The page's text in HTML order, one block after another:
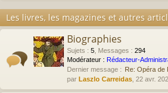
Les livres, les magazines et autres
Biographies
Sujets : 5 Messages : 294
Modérateur : Rédacteur-
Dernier message : Re: Opéra de
par Laszlo Carreidas , 22 avr.